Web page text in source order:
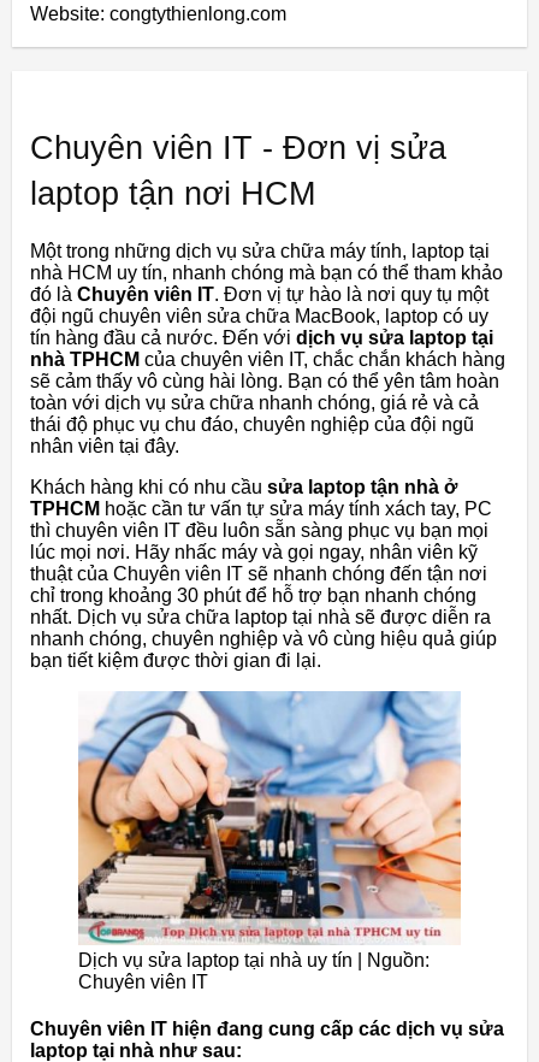
Website: congtythienlong.com
Chuyên viên IT - Đơn vị sửa
laptop tận nơi HCM
Một trong những dịch vụ sửa chữa máy tính, laptop tại
nhà HCM uy tín, nhanh chóng mà bạn có thể tham khảo
đó là Chuyên viên IT. Đơn vị tự hào là nơi quy tụ một
đội ngũ chuyên viên sửa chữa MacBook, laptop có uy
tín hàng đầu cả nước. Đến với dịch vụ sửa laptop tại
nhà TPHCM của chuyên viên IT, chắc chắn khách hàng
sẽ cảm thấy vô cùng hài lòng. Bạn có thể yên tâm hoàn
toàn với dịch vụ sửa chữa nhanh chóng, giá rẻ và cả
thái độ phục vụ chu đáo, chuyên nghiệp của đội ngũ
nhân viên tại đây.
Khách hàng khi có nhu cầu sửa laptop tận nhà ở
TPHCM hoặc cần tư vấn tự sửa máy tính xách tay, PC
thì chuyên viên IT đều luôn sẵn sàng phục vụ bạn mọi
lúc mọi nơi. Hãy nhấc máy và gọi ngay, nhân viên kỹ
thuật của Chuyên viên IT sẽ nhanh chóng đến tận nơi
chỉ trong khoảng 30 phút để hỗ trợ bạn nhanh chóng
nhất. Dịch vụ sửa chữa laptop tại nhà sẽ được diễn ra
nhanh chóng, chuyên nghiệp và vô cùng hiệu quả giúp
bạn tiết kiệm được thời gian đi lại.
Dịch vụ sửa laptop tại nhà uy tín | Nguồn:
Chuyên viên IT
Chuyên viên IT hiện đang cung cấp các dịch vụ sửa
laptop tại nhà như sau: